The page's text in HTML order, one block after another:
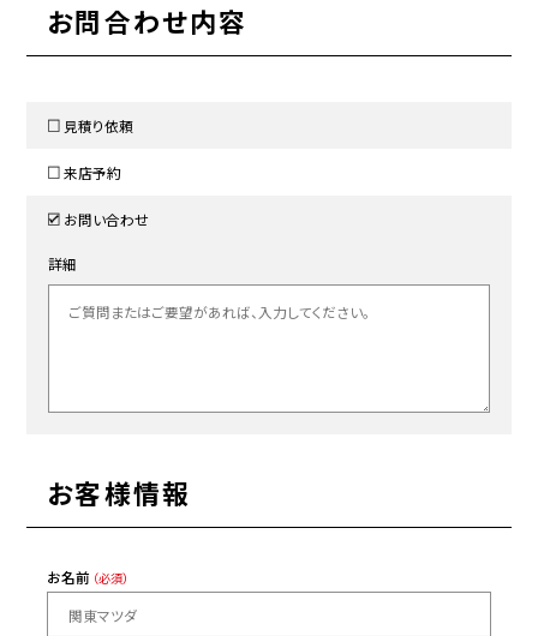
お問合わせ内容
見積り依頼
来店予約
お問い合わせ
詳細
お客様情報
お名前 （必須）